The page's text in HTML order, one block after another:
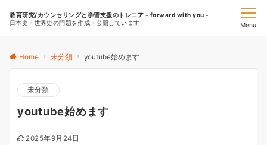
教育研究/カウンセリングと学習支援のトレニア - forward with you -
日本史・世界史の問題を作成・公開しています
Menu
Home 未分類 youtube始めます
未分類
youtube始めます
2025年9月24日